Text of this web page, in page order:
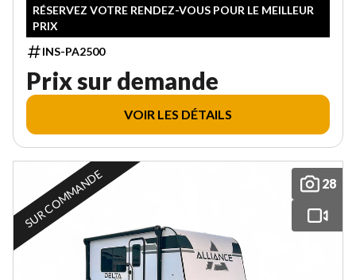
RÉSERVEZ VOTRE RENDEZ-VOUS POUR LE MEILLEUR
PRIX
INS-PA2500
Prix sur demande
VOIR LES DÉTAILS
28
SUR COMMANDE